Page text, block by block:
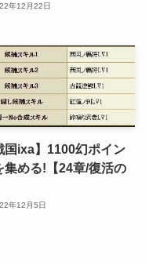
年12月22日
国ixa】1100幻ポイン
集める!【24章/復活の
年12月5日